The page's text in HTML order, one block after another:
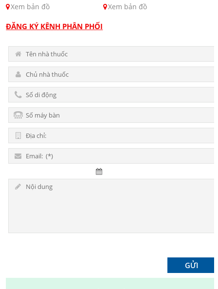
Xem bản đồ
Xem bản đồ
ĐĂNG KÝ KÊNH PHÂN PHỐI